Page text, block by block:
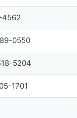
4562
0550
5204
1701